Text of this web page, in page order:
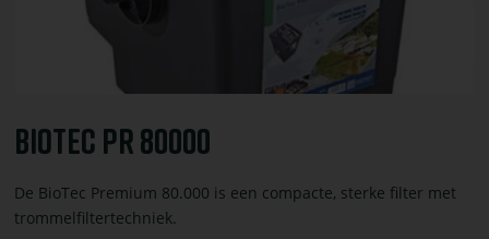
BioTec PR 80000
De BioTec Premium 80.000 is een compacte, sterke filter met
trommelfiltertechniek.